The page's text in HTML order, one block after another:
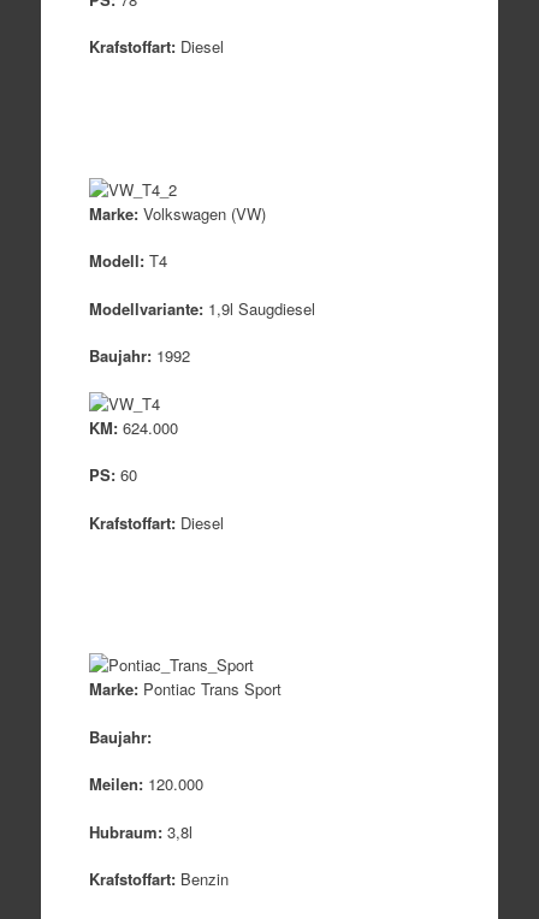
Krafstoffart:Diesel
Marke:Volkswagen (VW)
Modell:T4
Modellvariante:1,9l Saugdiesel
Baujahr:1992
KM:624.000
PS:60
Krafstoffart:Diesel
Marke:Pontiac Trans Sport
Baujahr:
Meilen:120.000
Hubraum:3,8l
Krafstoffart:Benzin